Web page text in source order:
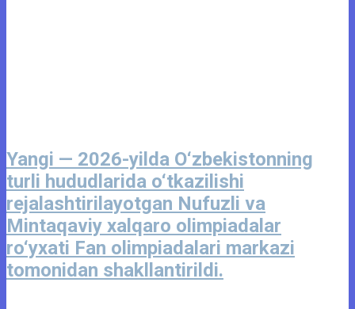
Yangi — 2026-yilda O‘zbekistonning
turli hududlarida o‘tkazilishi
rejalashtirilayotgan Nufuzli va
Mintaqaviy xalqaro olimpiadalar
ro‘yxati Fan olimpiadalari markazi
tomonidan shakllantirildi.